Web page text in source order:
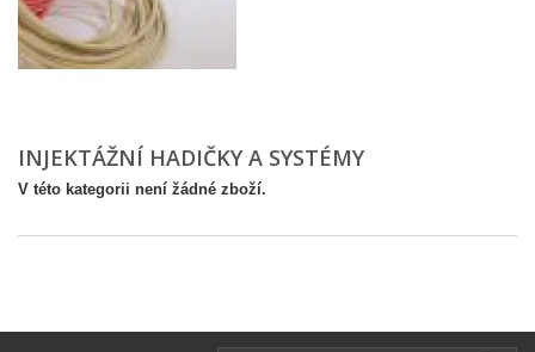
INJEKTÁŽNÍ HADIČKY A SYSTÉMY
V této kategorii není žádné zboží.